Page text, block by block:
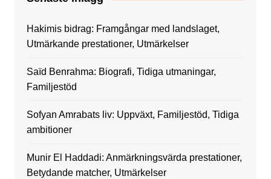
Hakimis bidrag: Framgångar med landslaget,
Utmärkande prestationer, Utmärkelser
Saïd Benrahma: Biografi, Tidiga utmaningar,
Familjestöd
Sofyan Amrabats liv: Uppväxt, Familjestöd, Tidiga
ambitioner
Munir El Haddadi: Anmärkningsvärda prestationer,
Betydande matcher, Utmärkelser